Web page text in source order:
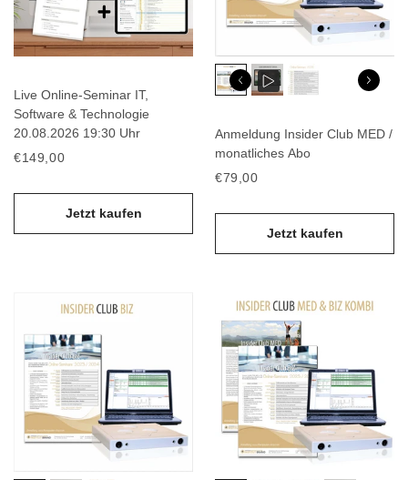
Live Online-Seminar IT,
Software & Technologie
20.08.2026 19:30 Uhr
€149,00
Jetzt kaufen
Anmeldung Insider Club MED /
monatliches Abo
€79,00
Jetzt kaufen